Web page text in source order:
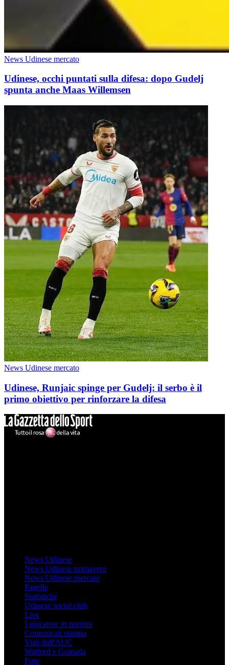
News Udinese mercato
Udinese, occhi puntati sulla difesa: dopo Gudelj
spunta anche Maas Willemsen
News Udinese mercato
Udinese, Runjaic spinge per Gudelj: il serbo è il
primo obiettivo per rinforzare la difesa
News Udinese
News Udinese primavera
News Udinese mercato
Pagelle
Statistiche
Udinese social club
Live
I giocatore in prestito
Comunicati stampa
Visti dall'AUC
Watford e Granada
Foto